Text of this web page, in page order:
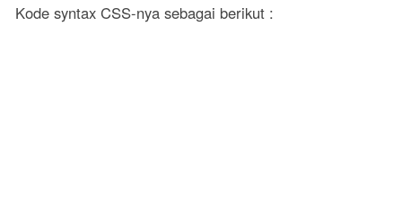
Kode syntax CSS-nya sebagai berikut :